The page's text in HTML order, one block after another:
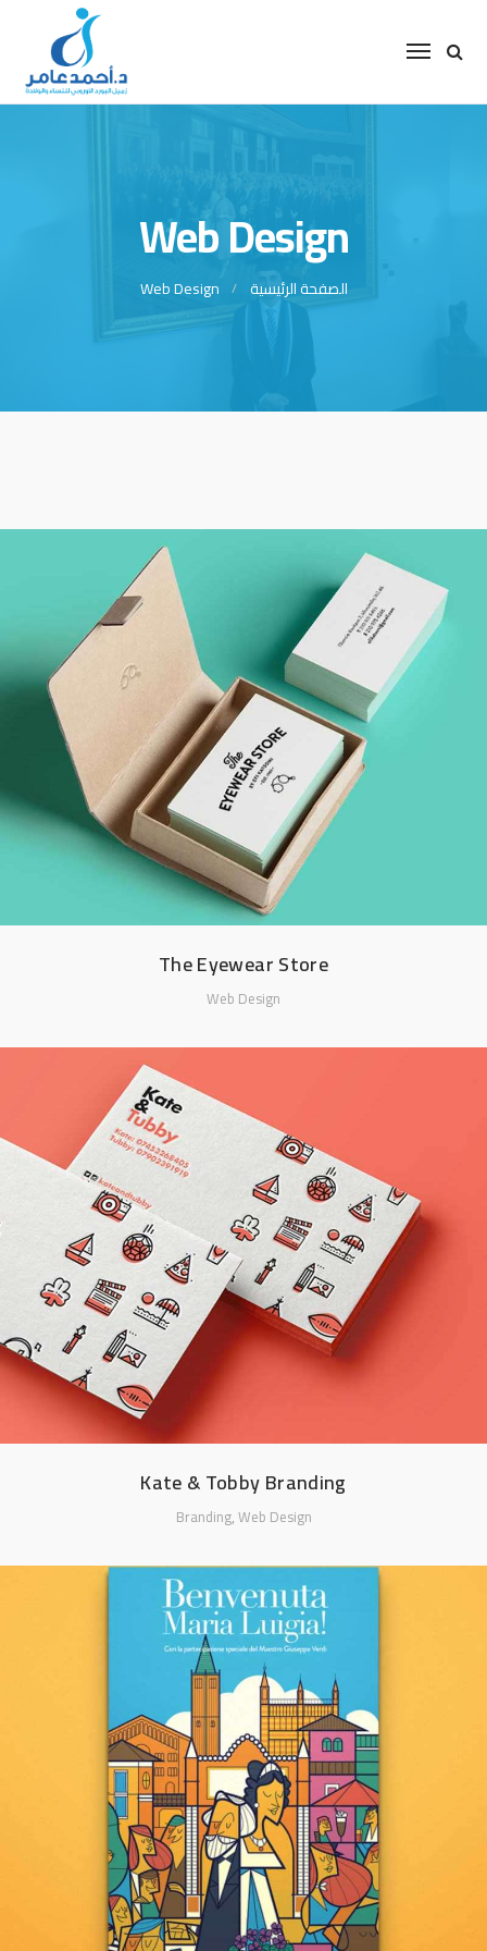
Web Design
الصفحة الرئيسية Web Design
The Eyewear Store
Web Design
Kate & Tobby Branding
Branding,Web Design